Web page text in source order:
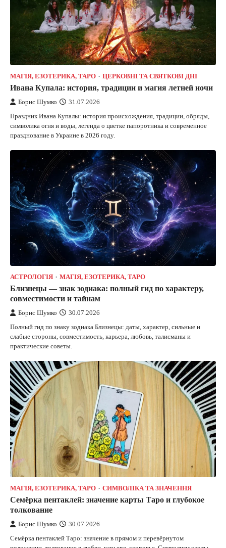
МАГІЯ, ЕЗОТЕРИКА, ТАРО ЦЕРКОВНІ ТА СВЯТКОВІ ДНІ
Ивана Купала: история, традиции и магия летней ночи
Борис Шумко 31.07.2026
Праздник Ивана Купалы: история происхождения, традиции, обряды,
символика огня и воды, легенда о цветке папоротника и современное
празднование в Украине в 2026 году.
АСТРОЛОГІЯ МАГІЯ, ЕЗОТЕРИКА, ТАРО
Близнецы — знак зодиака: полный гид по характеру,
совместимости и тайнам
Борис Шумко 30.07.2026
Полный гид по знаку зодиака Близнецы: даты, характер, сильные и
слабые стороны, совместимость, карьера, любовь, талисманы и
практические советы.
МАГІЯ, ЕЗОТЕРИКА, ТАРО СИМВОЛІКА ТА ЗНАЧЕННЯ
Семёрка пентаклей: значение карты Таро и глубокое
толкование
Борис Шумко 30.07.2026
Семёрка пентаклей Таро: значение в прямом и перевёрнутом